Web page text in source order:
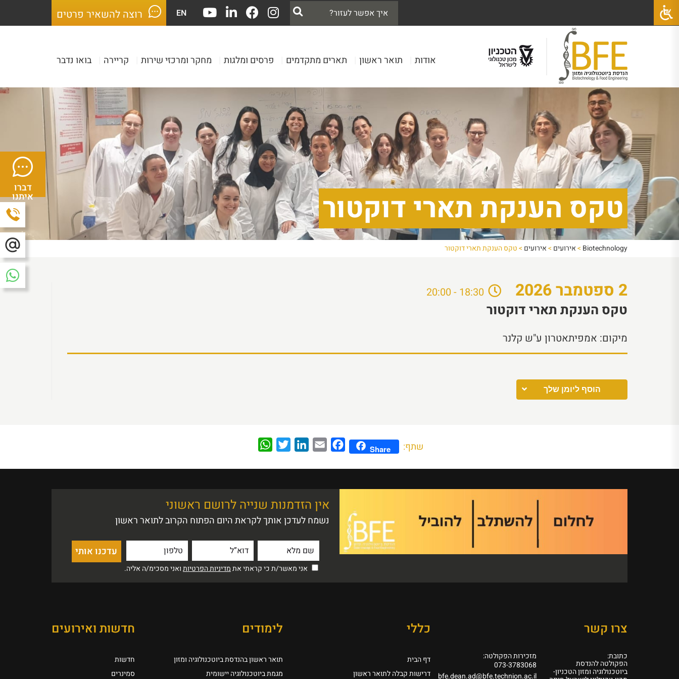
EN רוצה להשאיר פרטים
אודות תואר ראשון תארים מתקדמים פרסים ומלגות מחקר ומרכזי שירות קריירה בואו נדבר
דברו
איתנו טקס הענקת תארי דוקטור
Biotechnology
>אירועים >אירועים >טקס הענקת תארי דוקטור
2 ספטמבר2026
טקס הענקת תארי דוקטור
מיקום: אמפיתאטרון ע"ש קלנר
הוסף ליומן שלך
שתף: WhatsAppTwitterLinkedIn
Email FacebookShare
אין הזדמנות שנייה לרושם ראשוני
נשמח לעדכן אותך לקראת היום הפתוח הקרוב לתואר ראשון
אני מאשר/ת כי קראתי את מדיניות הפרטיות ואני מסכימ/ה אליה.
צרו קשר
כתובת:
הפקולטה להנדסת
ביוטכנולוגיה ומזון הטכניון-
מזכירות הפקולטה:
073-3783068
bfe.dean.ad@bfe.technion.ac.il
כללי
דף הבית
דרישות קבלה לתואר ראשון
לימודים
תואר ראשון בהנדסת ביוטכנולוגיה ומזון
מגמת ביוטכנולוגיה יישומית
חדשות ואירועים
חדשות
סמינרים